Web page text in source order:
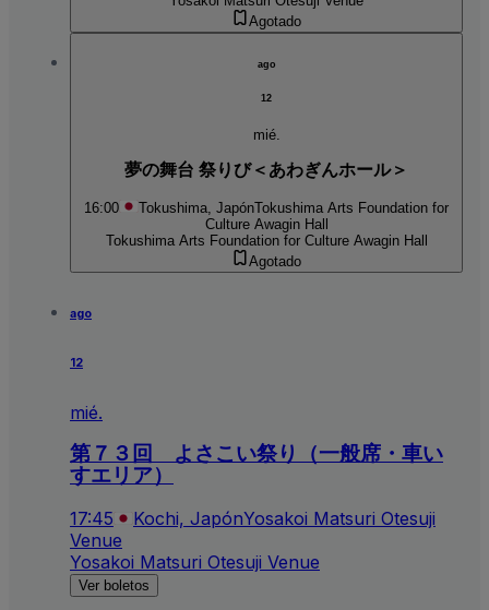
Agotado
ago
12
mié.
夢の舞台 祭りび＜あわぎんホール＞
16:00 Tokushima, JapónTokushima Arts Foundation for
Culture Awagin Hall
Tokushima Arts Foundation for Culture Awagin Hall
Agotado
ago
12
mié.
第７３回 よさこい祭り（一般席・車い
すエリア）
17:45 Kochi, JapónYosakoi Matsuri Otesuji
Venue
Yosakoi Matsuri Otesuji Venue
Ver boletos